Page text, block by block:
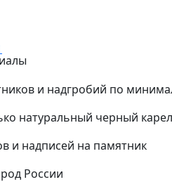
и надгробий по
натуральный черный
и надписей на памятник
России